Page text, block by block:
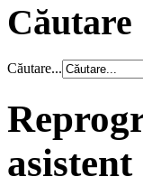
Căutare
Căutare...
asistent